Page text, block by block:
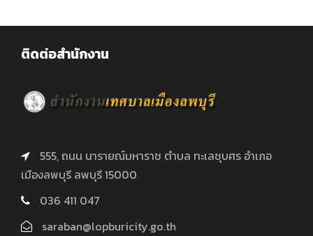
ติดต่อสำนักงาน
555, ถนน นารายณ์มหาราช ตำบล ทะเลชุบศร อำเภอ
เมืองลพบุรี ลพบุรี 15000
036 411 047
saraban@lopburicity.go.th